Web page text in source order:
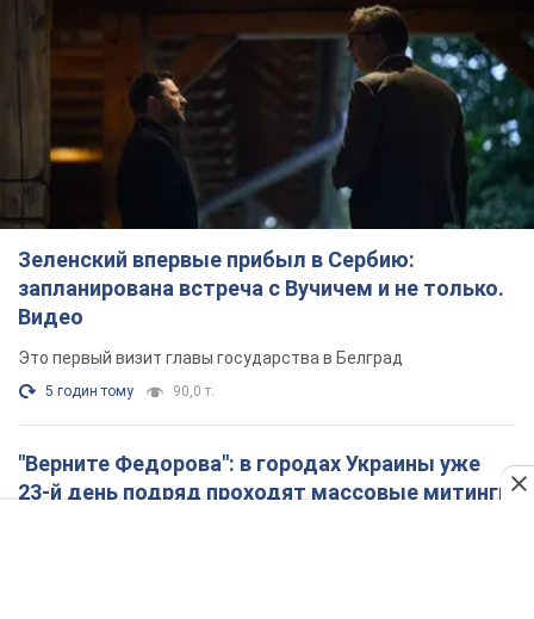
Зеленский впервые прибыл в Сербию:
запланирована встреча с Вучичем и не только.
Видео
Это первый визит главы государства в Белград
5 годин тому 90,0 т.
"Верните Федорова": в городах Украины уже
23-й день подряд проходят массовые митинги